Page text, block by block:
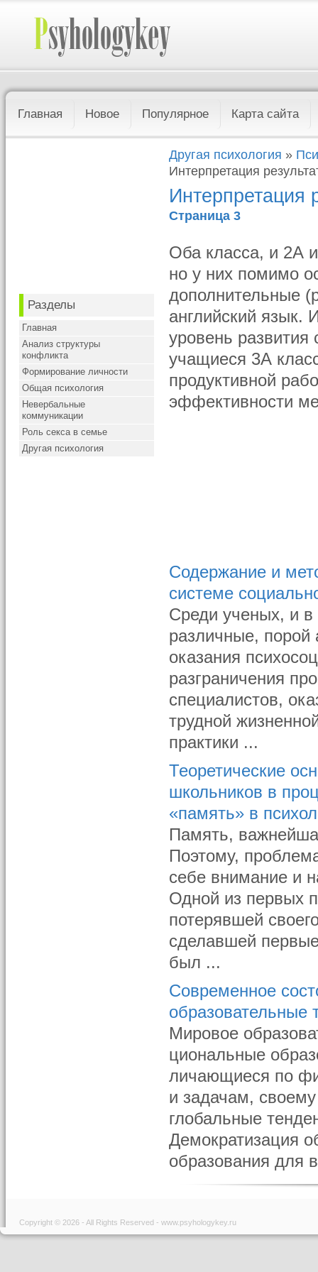
Главная Новое Популярное Карта сайта
Разделы
Главная
Анализ структуры
конфликта
Формирование личности
Общая психология
Невербальные
коммуникации
Роль секса в семье
Другая психология
Другая психология »
Интерпретация
Интерпретация
Страница 3
Оба класса, и 2А
но у них помимо
дополнительные
английский язык.
уровень
учащиеся 3А
продуктивной
эффективности
Содержание и
системе
Среди ученых, и в
различные, порой
оказания
разграничения
специалистов,
трудной
практики ...
Теоретические
школьников в
«память» в
Память,
Поэтому,
себе внимание и
Одной из первых
потерявшей
сделавшей
был ...
Современное
образовательные
Мировое
циональные
личающиеся по
и задачам,
глобальные
Демократизация
образования для
Copyright © 2026 - All Rights Reserved - www.psyhologykey.ru